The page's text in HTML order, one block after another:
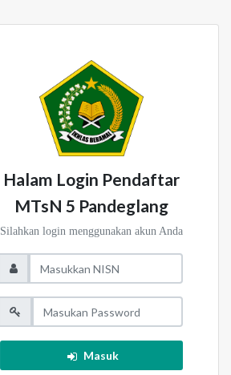
Halam Login Pendaftar
MTsN 5 Pandeglang
Silahkan login menggunakan akun Anda
Masuk